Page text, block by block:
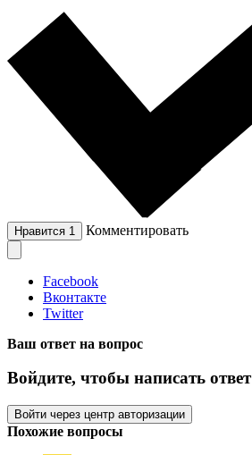
Нравится 1 Комментировать
Facebook
Вконтакте
Twitter
Ваш ответ на вопрос
Войдите, чтобы написать ответ
Войти через центр авторизации
Похожие вопросы